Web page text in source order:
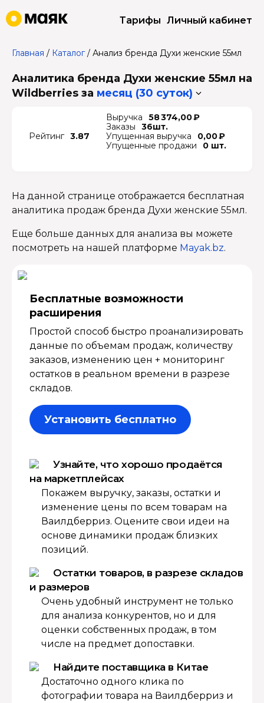
Тарифы Личный кабинет
Главная / Каталог/ Анализ бренда Духи женские 55мл
Аналитика бренда Духи женские 55мл на
Wildberries за месяц (30 суток)
Рейтинг 3.87
Выручка
58 374,00 ₽
Заказы
36шт.
Упущенная выручка
0,00 ₽
Упущенные продажи
0 шт.
На данной странице отображается бесплатная
аналитика продаж бренда Духи женские 55мл.
Еще больше данных для анализа вы можете
посмотреть на нашей платформе Mayak.bz.
Бесплатные возмож­ности
расширения
Простой способ быстро проанализировать
данные по объемам продаж, количеству
заказов, изменению цен + мониторинг
остатков в реальном времени в разрезе
складов.
Установить бесплатно
Узнайте, что хорошо продаётся
на маркетплейсах
Покажем выручку, заказы, остатки и
изменение цены по всем товарам на
Ваилдберриз. Оцените свои идеи на
основе динамики продаж близких
позиций.
Остатки товаров, в разрезе складов
и размеров
Очень удобный инструмент не только
для анализа конкурентов, но и для
оценки собственных продаж, в том
числе на предмет допоставки.
Найдите поставщика в Китае
Достаточно одного клика по
фотографии товара на Ваилдберриз и